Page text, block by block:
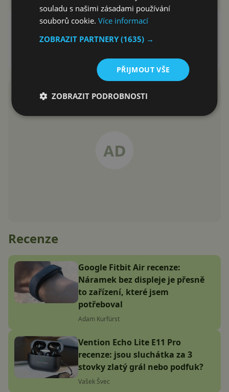
Elon Musk založil novou
propojit AI s mozkem
David Trlica29.3.2017
Recenze
Google Fitbit Air recenze:
Náramek bez displeje je přesně
to zařízení, které jsem
potřeboval
Adam Kurfürst
Vention Echo Lite E11 Pro
recenze: jsou sluchátka za 3
stovky zlatý grál nebo podfuk?
Vašek Švec
souladu s našimi zásadami používání
souborů cookie.Více informací
ZOBRAZIT PARTNERY(1635) →
PŘIJMOUT VŠE
ZOBRAZIT PODROBNOSTI